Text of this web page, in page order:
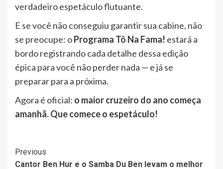
verdadeiro espetáculo flutuante.
E se você não conseguiu garantir sua cabine, não
se preocupe: oPrograma Tô Na Fama! estará a
bordo registrando cada detalhe dessa edição
épica para você não perder nada — e já se
preparar para a próxima.
Agora é oficial: o maior cruzeiro do ano começa
amanhã. Que comece o espetáculo!
Post
Previous
Cantor Ben Hur e o Samba Du Ben levam o melhor